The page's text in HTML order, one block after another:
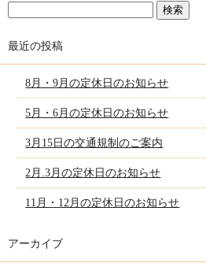
最近の投稿
8月・9月の定休日のお知らせ
5月・6月の定休日のお知らせ
3月15日の交通規制のご案内
2月.3月の定休日のお知らせ
11月・12月の定休日のお知らせ
アーカイブ